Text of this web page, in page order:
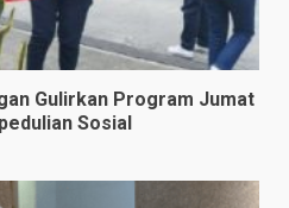
Gulirkan Program Jumat
Sosial